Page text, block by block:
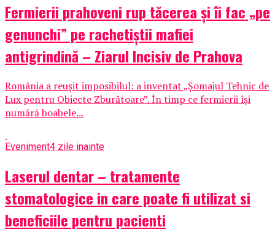
Fermierii prahoveni rup tăcerea și îi fac „pe
genunchi” pe rachetiștii mafiei
antigrindină – Ziarul Incisiv de Prahova
România a reușit imposibilul: a inventat „Șomajul Tehnic de
Lux pentru Obiecte Zburătoare”. În timp ce fermierii își
numără boabele...
Eveniment4 zile inainte
Laserul dentar – tratamente
stomatologice in care poate fi utilizat si
beneficiile pentru pacienti